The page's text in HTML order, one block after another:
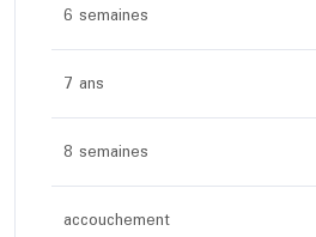
6 semaines
7 ans
8 semaines
accouchement